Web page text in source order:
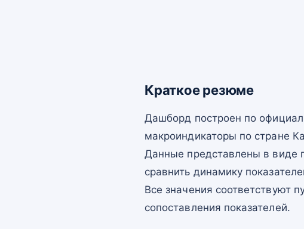
Краткое резюме
Дашборд построен по
макроиндикаторы по стране
Данные представлены в виде
сравнить динамику
Все значения соответствуют
сопоставления показателей.